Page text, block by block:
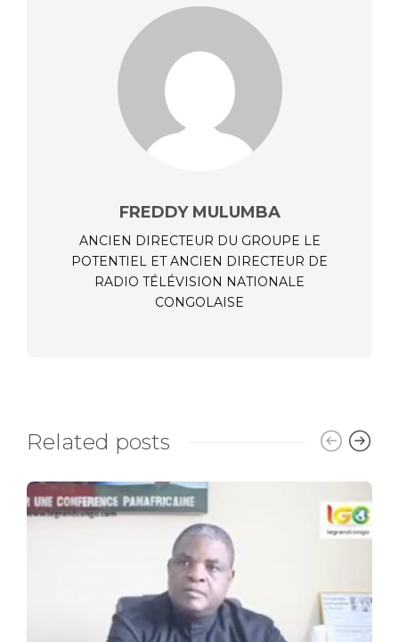
FREDDY MULUMBA
ANCIEN DIRECTEUR DU GROUPE LE
POTENTIEL ET ANCIEN DIRECTEUR DE
RADIO TÉLÉVISION NATIONALE
CONGOLAISE
Related posts